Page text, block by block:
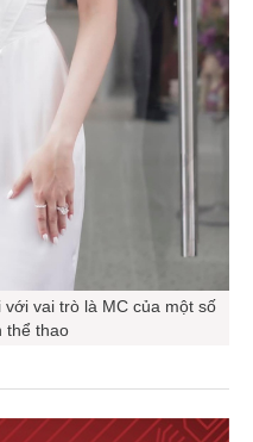
vai trò là MC của một số
thể thao